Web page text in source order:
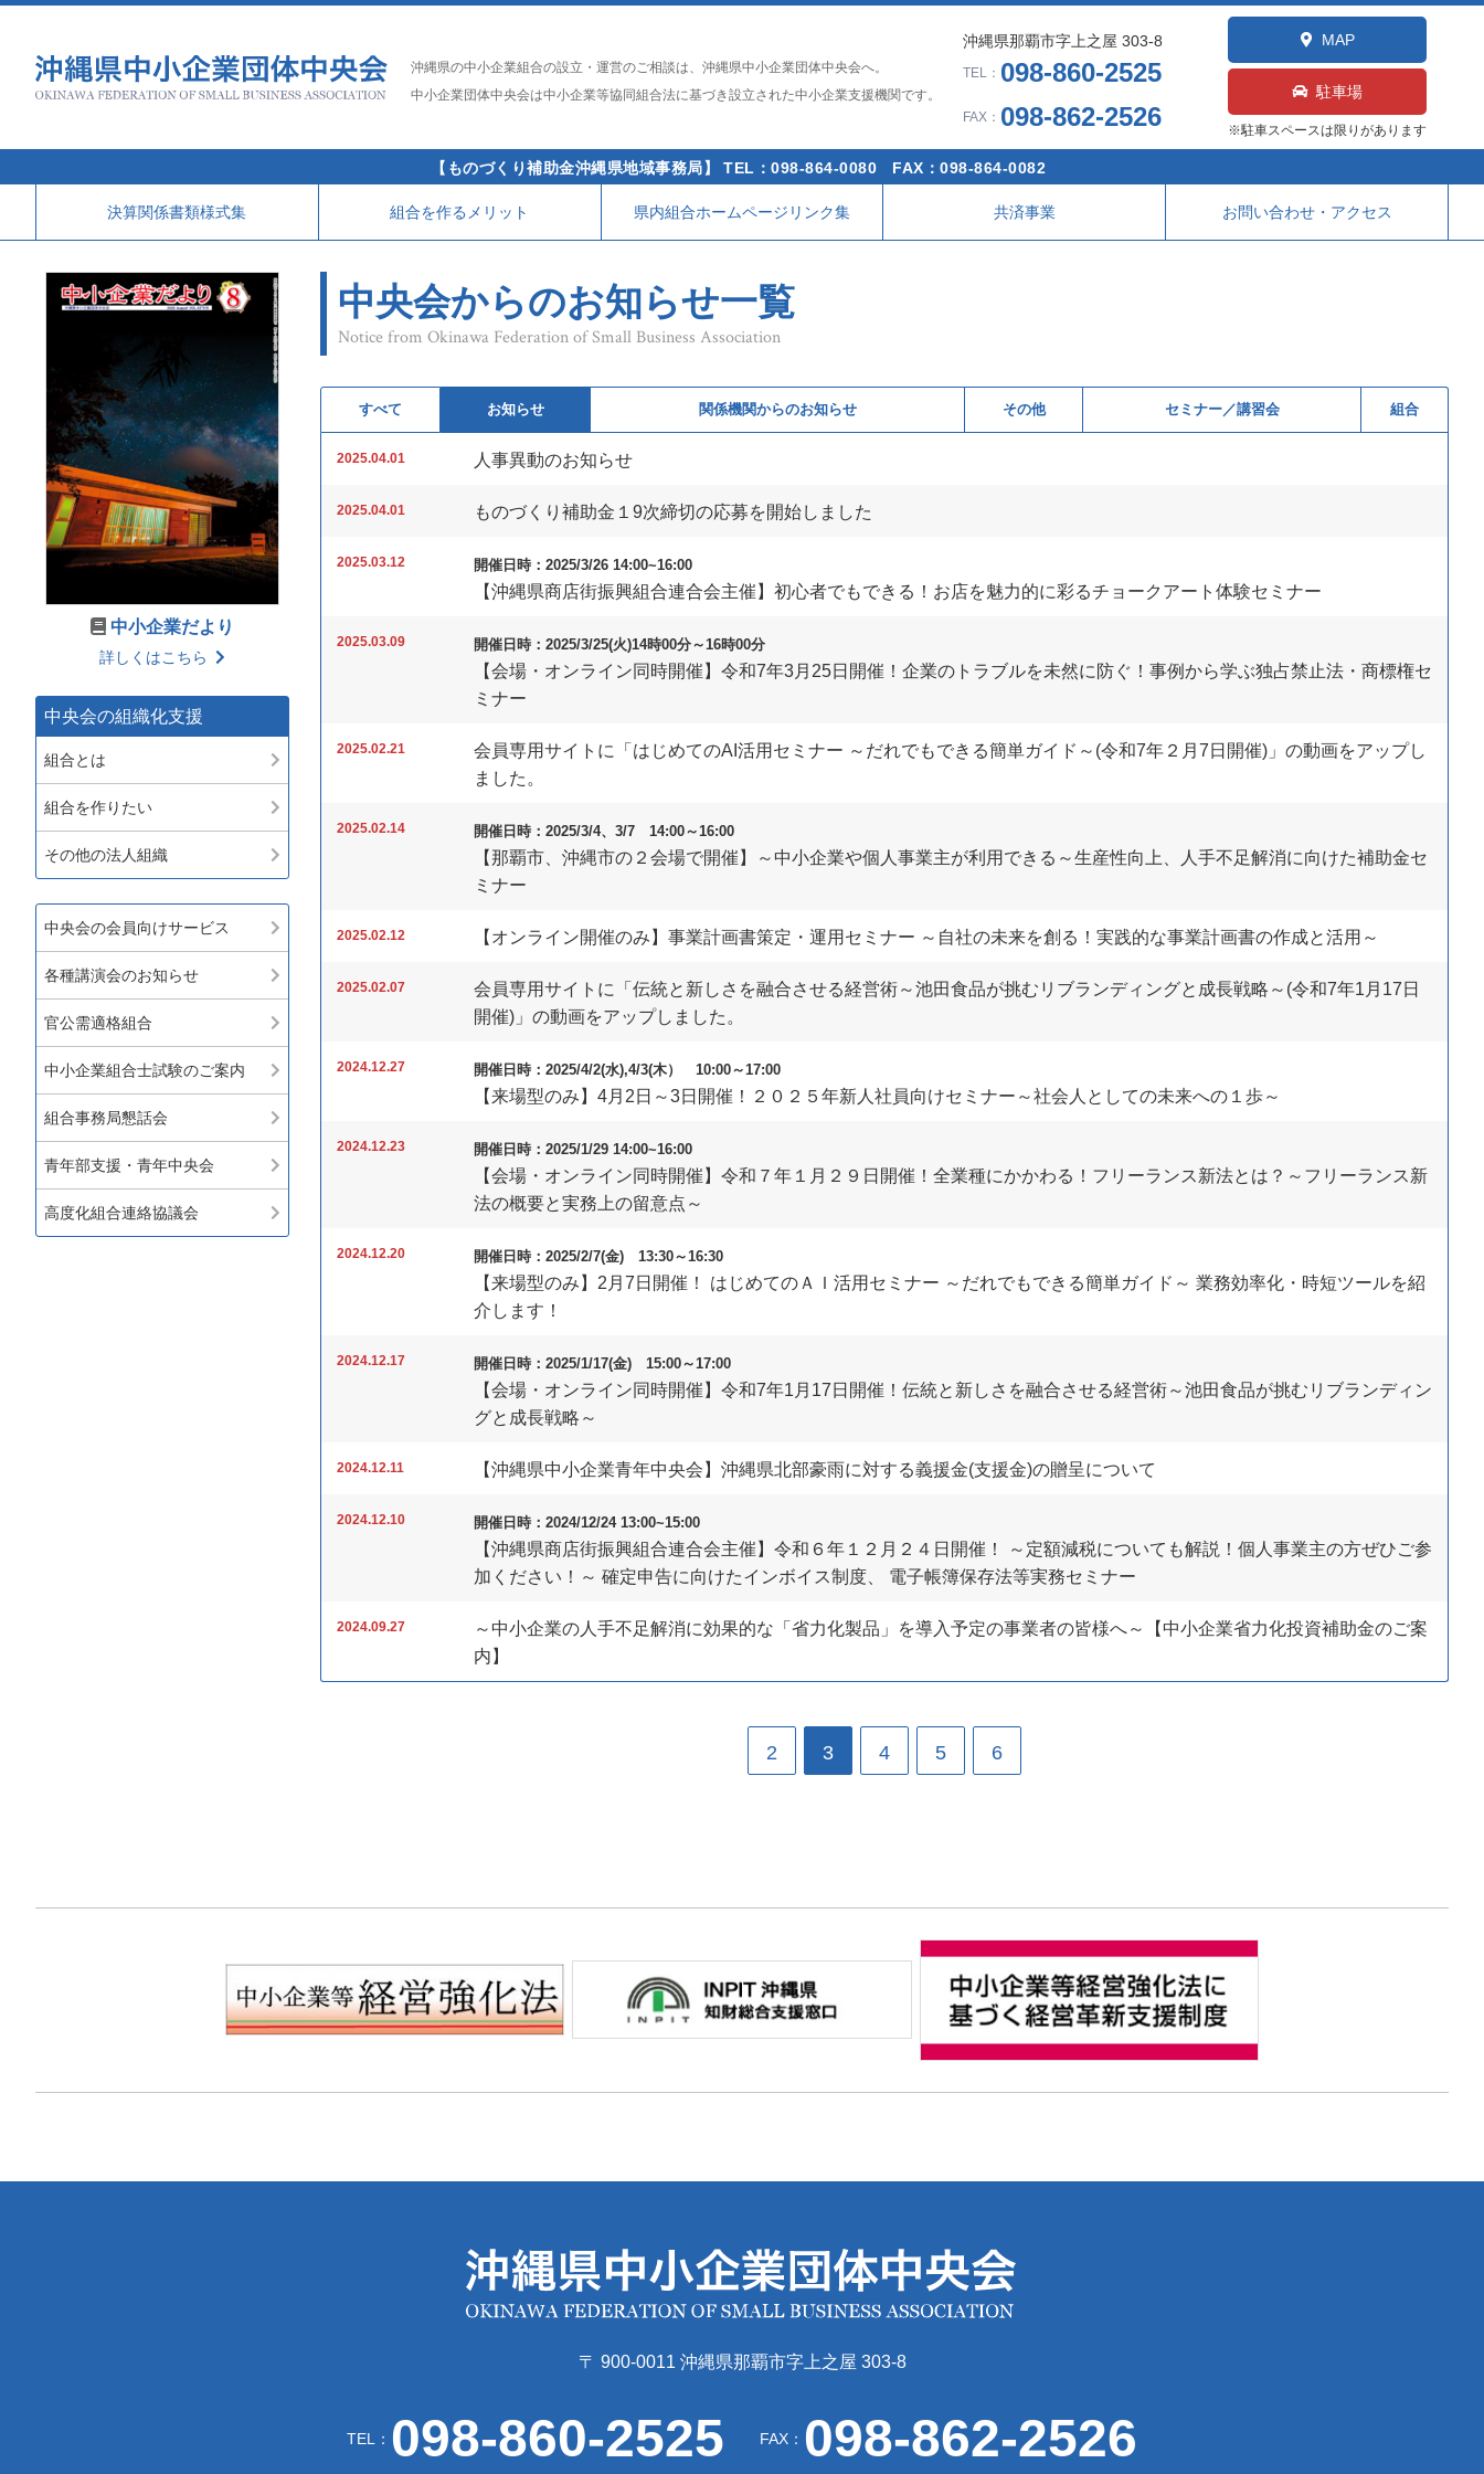
沖縄県の中小企業組合の設立・運営のご相談は、沖縄県中小企業団体中央会へ。
中小企業団体中央会は中小企業等協同組合法に基づき設立された中小企業支援機関です。
沖縄県那覇市字上之屋 303-8
TEL： 098-860-2525
FAX： 098-862-2526
MAP
駐車場
※駐車スペースは限りがあります
【ものづくり補助金沖縄県地域事務局】 TEL：098-864-0080 FAX：098-864-0082
決算関係書類様式集 組合を作るメリット 県内組合ホームページリンク集 共済事業 お問い合わせ・アクセス
中央会からのお知らせ一覧
Notice from Okinawa Federation of Small Business Association
すべて お知らせ 関係機関からのお知らせ その他 セミナー／講習会 組合
2025.04.01 人事異動のお知らせ
2025.04.01 ものづくり補助金１9次締切の応募を開始しました
2025.03.12 開催日時：2025/3/26 14:00~16:00
【沖縄県商店街振興組合連合会主催】初心者でもできる！お店を魅力的に彩るチョークアート体験セミナー
2025.03.09 開催日時：2025/3/25(火)14時00分～16時00分
【会場・オンライン同時開催】令和7年3月25日開催！企業のトラブルを未然に防ぐ！事例から学ぶ独占禁止法・商標権セ
ミナー
2025.02.21
会員専用サイトに「はじめてのAI活用セミナー ～だれでもできる簡単ガイド～(令和7年２月7日開催)」の動画をアップし
ました。
2025.02.14 開催日時：2025/3/4、3/7 14:00～16:00
【那覇市、沖縄市の２会場で開催】～中小企業や個人事業主が利用できる～生産性向上、人手不足解消に向けた補助金セ
ミナー
2025.02.12 【オンライン開催のみ】事業計画書策定・運用セミナー ～自社の未来を創る！実践的な事業計画書の作成と活用～
2025.02.07
会員専用サイトに「伝統と新しさを融合させる経営術～池田食品が挑むリブランディングと成長戦略～(令和7年1月17日
開催)」の動画をアップしました。
2024.12.27 開催日時：2025/4/2(水),4/3(木） 10:00～17:00
【来場型のみ】4月2日～3日開催！２０２５年新人社員向けセミナー～社会人としての未来への１歩～
2024.12.23 開催日時：2025/1/29 14:00~16:00
【会場・オンライン同時開催】令和７年１月２９日開催！全業種にかかわる！フリーランス新法とは？～フリーランス新
法の概要と実務上の留意点～
2024.12.20 開催日時：2025/2/7(金) 13:30～16:30
【来場型のみ】2月7日開催！ はじめてのＡＩ活用セミナー ～だれでもできる簡単ガイド～ 業務効率化・時短ツールを紹
介します！
2024.12.17 開催日時：2025/1/17(金) 15:00～17:00
【会場・オンライン同時開催】令和7年1月17日開催！伝統と新しさを融合させる経営術～池田食品が挑むリブランディン
グと成長戦略～
2024.12.11 【沖縄県中小企業青年中央会】沖縄県北部豪雨に対する義援金(支援金)の贈呈について
2024.12.10 開催日時：2024/12/24 13:00~15:00
【沖縄県商店街振興組合連合会主催】令和６年１２月２４日開催！ ～定額減税についても解説！個人事業主の方ぜひご参
加ください！～ 確定申告に向けたインボイス制度、 電子帳簿保存法等実務セミナー
2024.09.27
～中小企業の人手不足解消に効果的な「省力化製品」を導入予定の事業者の皆様へ～【中小企業省力化投資補助金のご案
内】
2 3 4 5 6
中小企業だより
詳しくはこちら
中央会の組織化支援
組合とは
組合を作りたい
その他の法人組織
中央会の会員向けサービス
各種講演会のお知らせ
官公需適格組合
中小企業組合士試験のご案内
組合事務局懇話会
青年部支援・青年中央会
高度化組合連絡協議会
〒 900-0011 沖縄県那覇市字上之屋 303-8
TEL： 098-860-2525 FAX： 098-862-2526